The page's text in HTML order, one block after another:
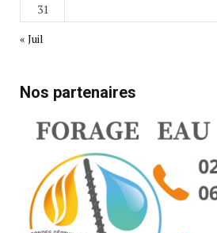
31
« Juil
Nos partenaires